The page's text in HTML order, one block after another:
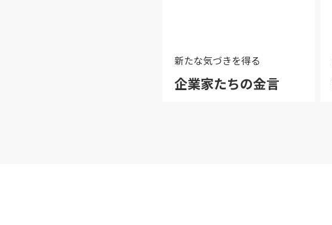
新たな気づきを得る
企業家たちの金言